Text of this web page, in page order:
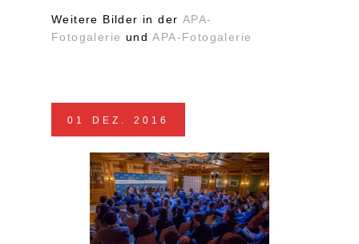
Weitere Bilder in der APA-
Fotogalerie undAPA-Fotogalerie
01 DEZ. 2016